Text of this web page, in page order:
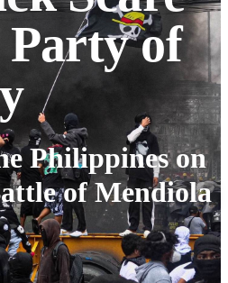
Party of
Philippines on
of Mendiola